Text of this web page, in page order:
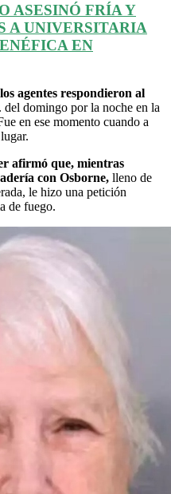
ASESINÓ FRÍA Y
A UNIVERSITARIA
EN
agentes respondieron al
. del domingo por la noche en la
en ese momento cuando a
afirmó que, mientras
con Osborne, lleno de
le hizo una petición
de fuego.